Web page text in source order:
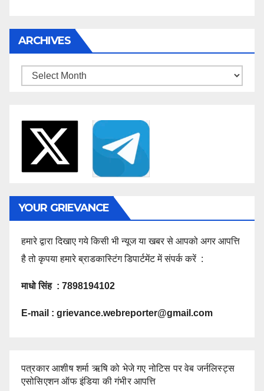
ARCHIVES
Archives
YOUR GRIEVANCE
हमारे द्वारा दिखाए गये किसी भी न्यूज या खबर से आपको अगर आपत्ति
है तो कृपया हमारे ब्राडकास्टिंग डिपार्टमेंट में संपर्क करें :
माधो सिंह : 7898194102
E-mail : grievance.webreporter@gmail.com
पत्रकार आशीष शर्मा ऋषि को भेजे गए नोटिस पर वेब जर्नलिस्ट्स
एसोसिएशन ऑफ इंडिया की गंभीर आपत्ति